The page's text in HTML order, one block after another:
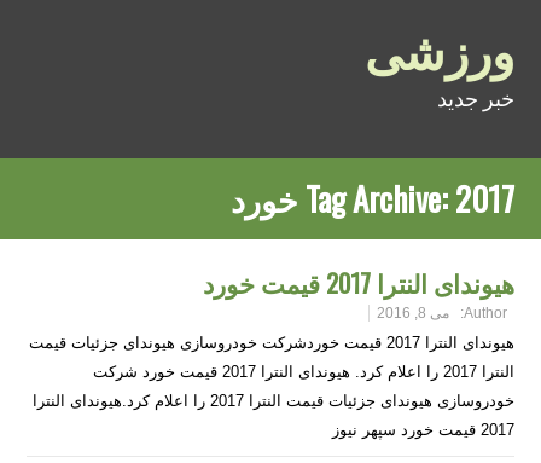
ورزشی
خبر جدید
Tag Archive:2017 خورد
هیوندای النترا 2017 قیمت خورد
Author: می 8, 2016
هیوندای النترا 2017 قیمت خوردشرکت خودروسازی هیوندای جزئیات قیمت
النترا 2017 را اعلام کرد. هیوندای النترا 2017 قیمت خورد شرکت
خودروسازی هیوندای جزئیات قیمت النترا 2017 را اعلام کرد.هیوندای النترا
2017 قیمت خورد سپهر نیوز